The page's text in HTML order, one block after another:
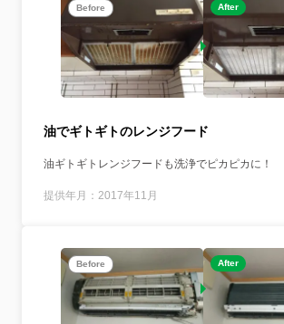
Before After
油でギトギトのレンジフード
油ギトギトレンジフードも洗浄でピカピカに！
提供年月：2017年11月
Before After